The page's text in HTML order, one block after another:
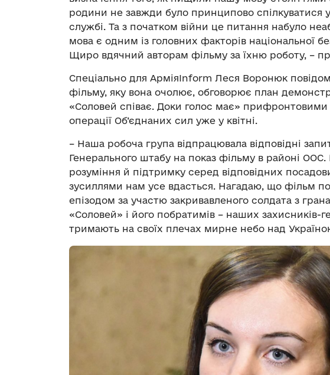
родини не завжди було принципово спілкуватися
службі. Та з початком війни це питання набуло
мова є одним із головних факторів національної
Щиро вдячний авторам фільму за їхню роботу, –
Спеціально для АрміяInform Леся Воронюк
фільму, яку вона очолює, обговорює план
«Соловей співає. Доки голос має»
операції Об’єднаних сил уже у квітні.
– Наша робоча група відпрацювала відповідні
Генерального штабу на показ фільму в районі
розуміння й підтримку серед відповідних
зусиллями нам усе вдасться. Нагадаю, що фільм
епізодом за участю закривавленого солдата з
«Соловей» і його побратимів – наших захисників-
тримають на своїх плечах мирне небо над